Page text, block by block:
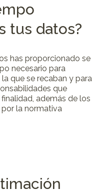
tus datos?
has proporcionado se
necesario para
que se recaban y para
que
además de los
la normativa